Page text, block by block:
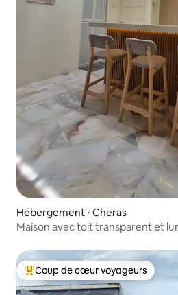
Hébergement ⋅ Cheras
Maison avec toit transparent et
Coups de cœur voyageurs les plus
Coup de cœur voyageurs